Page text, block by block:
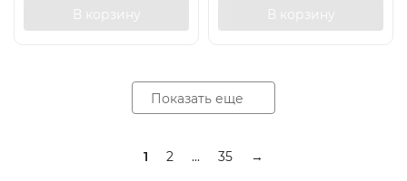
В корзину В корзину
Показать еще
1 2 ... 35 →